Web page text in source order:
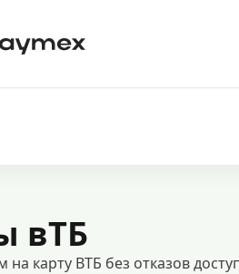
вТБ
на карту ВТБ без отказов